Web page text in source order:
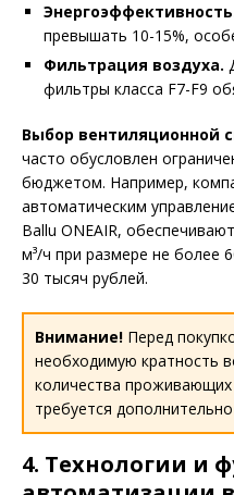
превышать 10-15%,
Фильтрация воздуха.
фильтры класса F7-F9
Выбор вентиляционной
часто обусловлен
бюджетом. Например,
автоматическим
Ballu ONEAIR,
м³/ч при размере не более
30 тысяч рублей.
Внимание! Перед
необходимую кратность
количества
требуется
4. Технологии и